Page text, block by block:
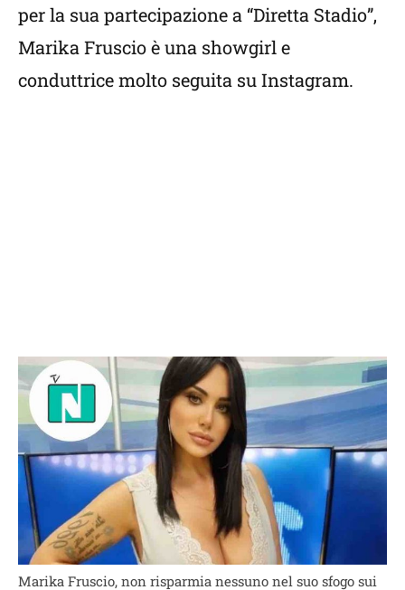
per la sua partecipazione a “Diretta Stadio”,
Marika Fruscio è una showgirl e
conduttrice molto seguita su Instagram.
Marika Fruscio, non risparmia nessuno nel suo sfogo sui